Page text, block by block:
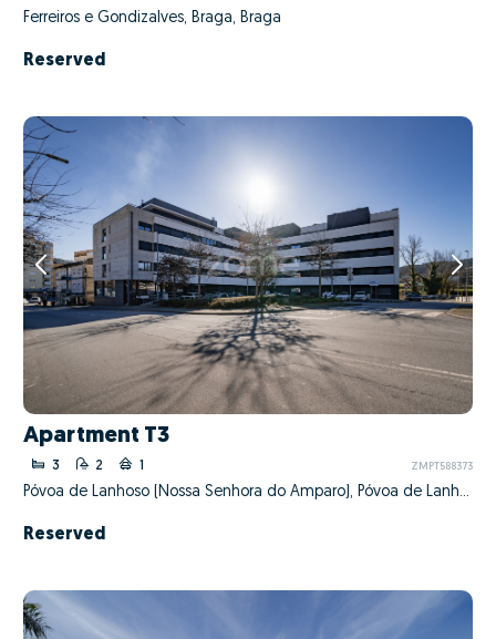
Ferreiros e Gondizalves, Braga, Braga
Reserved
Apartment T3
3 2 1 ZMPT588373
Póvoa de Lanhoso (Nossa Senhora do Amparo), Póvoa de Lanhoso, Braga
Reserved